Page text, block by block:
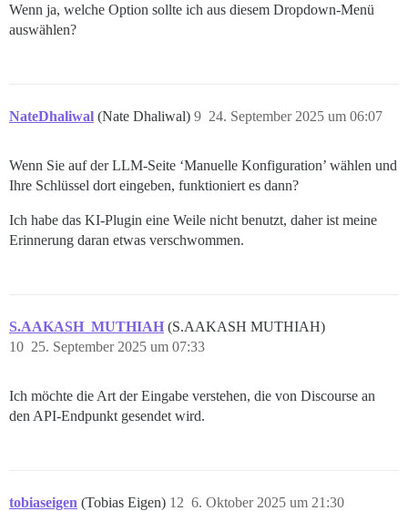
Wenn ja, welche Option sollte ich aus diesem Dropdown-Menü
auswählen?
NateDhaliwal (Nate Dhaliwal) 24. September 2025 um 06:07
9
Wenn Sie auf der LLM-Seite ‘Manuelle Konfiguration’ wählen und
Ihre Schlüssel dort eingeben, funktioniert es dann?
Ich habe das KI-Plugin eine Weile nicht benutzt, daher ist meine
Erinnerung daran etwas verschwommen.
S.AAKASH_MUTHIAH (S.AAKASH MUTHIAH)
25. September 2025 um 07:33
10
Ich möchte die Art der Eingabe verstehen, die von Discourse an
den API-Endpunkt gesendet wird.
tobiaseigen (Tobias Eigen) 6. Oktober 2025 um 21:30
12